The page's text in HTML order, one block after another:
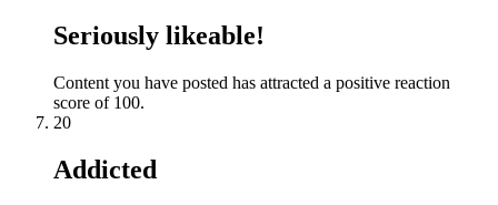
Seriously likeable!
Content you have posted has attracted a positive reaction
score of 100.
20
Addicted